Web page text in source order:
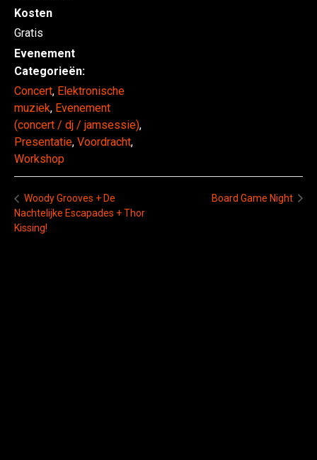
Kosten
Gratis
Evenement
Categorieën:
Concert, Elektronische
muziek, Evenement
(concert / dj / jamsessie),
Presentatie, Voordracht,
Workshop
Woody Grooves + De
Nachtelijke Escapades + Thor
Kissing!
Board Game Night